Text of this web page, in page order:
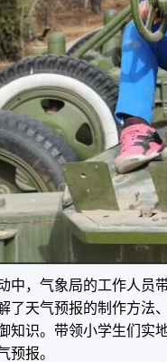
，气象局的工作人员带
了天气预报的制作方法
知识。带领小学生们实
预报。